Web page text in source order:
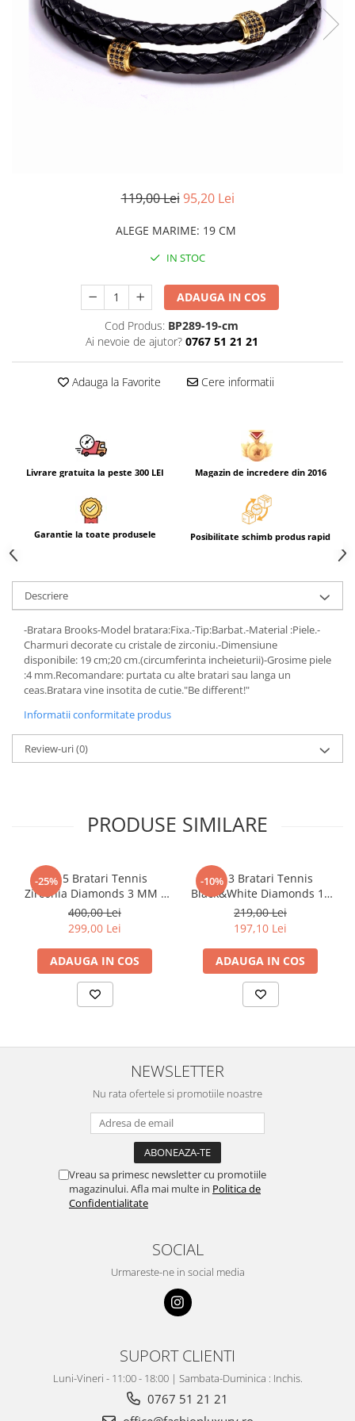
CERCEI
CEASURI DAMA
119,00 Lei 95,20 Lei
ALEGE MARIME: 19 CM
IN STOC
ADAUGA IN COS
Cod Produs: BP289-19-cm
Ai nevoie de ajutor? 0767 51 21 21
Adauga la Favorite Cere informatii
Livrare gratuita la peste 300 LEI Magazin de incredere din 2016
Garantie la toate produsele Posibilitate schimb produs rapid
Descriere
-Bratara Brooks-Model bratara:Fixa.-Tip:Barbat.-Material :Piele.-
Charmuri decorate cu cristale de zirconiu.-Dimensiune
disponibile: 19 cm;20 cm.(circumferinta incheieturii)-Grosime piele
:4 mm.Recomandare: purtata cu alte bratari sau langa un
ceas.Bratara vine insotita de cutie."Be different!"
Informatii conformitate produs
Review-uri(0)
PRODUSE SIMILARE
-25%
Set 5 Bratari Tennis
Zirconia Diamonds 3 MM /
19.5 CM
400,00 Lei
299,00 Lei
ADAUGA IN COS
-10%
Set 3 Bratari Tennis
Black&White Diamonds 19
CM
219,00 Lei
197,10 Lei
ADAUGA IN COS
NEWSLETTER
Nu rata ofertele si promotiile noastre
Vreau sa primesc newsletter cu promotiile
magazinului. Afla mai multe in Politica de
Confidentialitate
SOCIAL
Urmareste-ne in social media
SUPORT CLIENTI
Luni-Vineri - 11:00 - 18:00 | Sambata-Duminica : Inchis.
0767 51 21 21